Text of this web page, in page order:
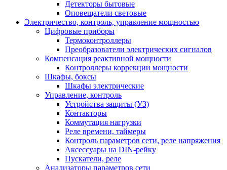
Детекторы бытовые
Оповещатели световые
Электричество, контроль, управление мощностью
Цифровые приборы
Термоконтроллеры
Преобразователи электрических сигналов
Компенсация реактивной мощности
Контроллеры коррекции мощности
Шкафы, боксы
Шкафы электрические
Управление, контроль
Устройства защиты (УЗ)
Контакторы
Коммутация нагрузки
Реле времени, таймеры
Контроль параметров сети, реле напряжения
Аксессуары на DIN-рейку
Пускатели, реле
Анализаторы параметров сети